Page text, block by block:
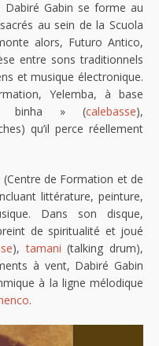
Dabiré Gabin se forme au
au sein de la Scuola
alors, Futuro Antico,
entre sons traditionnels
et musique électronique.
Yelemba, à base
(« binha » (calebasse),
qu’il perce réellement
(Centre de Formation et de
littérature, peinture,
Dans son disque,
de spiritualité et joué
),tamani (talking drum),
à vent, Dabiré Gabin
à la ligne mélodique
.